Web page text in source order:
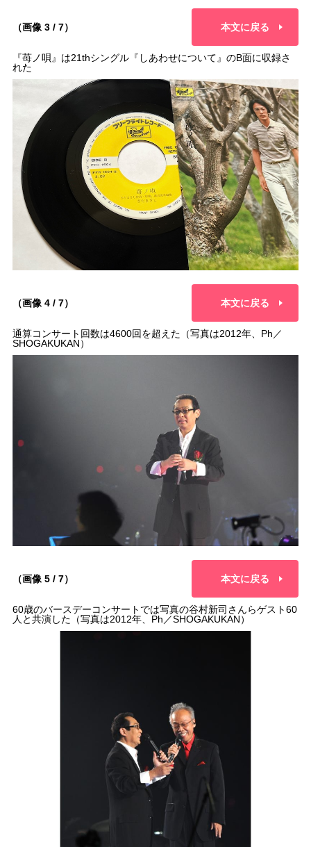
（画像 3 / 7） 本文に戻る
『苺ノ唄』は21thシングル『しあわせについて』のB面に収録さ
れた
（画像 4 / 7） 本文に戻る
通算コンサート回数は4600回を超えた（写真は2012年、Ph／
SHOGAKUKAN）
（画像 5 / 7） 本文に戻る
60歳のバースデーコンサートでは写真の谷村新司さんらゲスト60
人と共演した（写真は2012年、Ph／SHOGAKUKAN）